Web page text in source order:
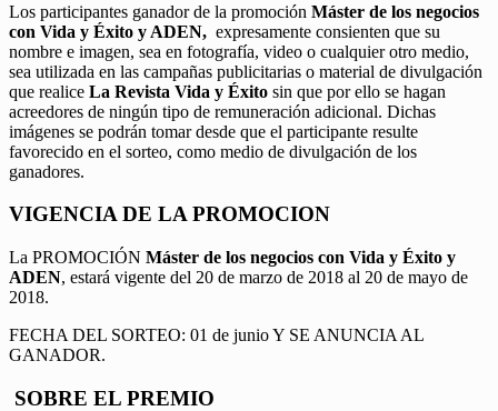
Los participantes ganador de la promoción Máster de los negocios
con Vida y Éxito y ADEN, expresamente consienten que su
nombre e imagen, sea en fotografía, video o cualquier otro medio,
sea utilizada en las campañas publicitarias o material de divulgación
que realice La Revista Vida y Éxito sin que por ello se hagan
acreedores de ningún tipo de remuneración adicional. Dichas
imágenes se podrán tomar desde que el participante resulte
favorecido en el sorteo, como medio de divulgación de los
ganadores.
VIGENCIA DE LA PROMOCION
La PROMOCIÓN Máster de los negocios con Vida y Éxito y
ADEN, estará vigente del 20 de marzo de 2018 al 20 de mayo de
2018.
FECHA DEL SORTEO: 01 de junio Y SE ANUNCIA AL
GANADOR.
SOBRE EL PREMIO